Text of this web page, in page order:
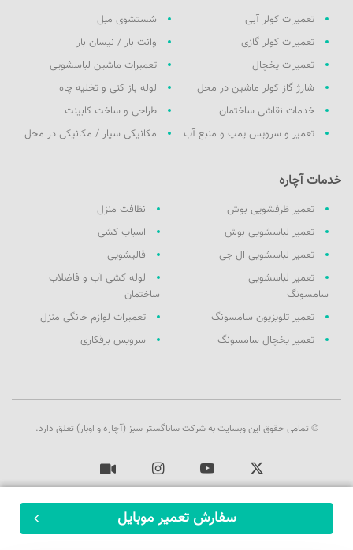
ثبت سفارش
سفارش تعمیر موبایل
تعمیرات کولر آبی
تعمیرات کولر گازی
تعمیرات یخچال
شارژ گاز کولر ماشین در محل
خدمات نقاشی ساختمان
تعمیر و سرویس پمپ و منبع آب
شستشوی مبل
وانت بار / نیسان بار
تعمیرات ماشین لباسشویی
لوله باز کنی و تخلیه چاه
طراحی و ساخت کابینت
مکانیکی سیار / مکانیکی در محل
خدمات آچاره
تعمیر ظرفشویی بوش
تعمیر لباسشویی بوش
تعمیر لباسشویی ال جی
تعمیر لباسشویی
سامسونگ
تعمیر تلویزیون سامسونگ
تعمیر یخچال سامسونگ
نظافت منزل
اسباب کشی
قالیشویی
لوله کشی آب و فاضلاب
ساختمان
تعمیرات لوازم خانگی منزل
سرویس برقکاری
© تمامی حقوق این وبسایت به شرکت ساناگستر سبز (آچاره و اوبار) تعلق دارد.
یوتیوب اینستاگرام
آچاره در شبکه‌های اجتماعی